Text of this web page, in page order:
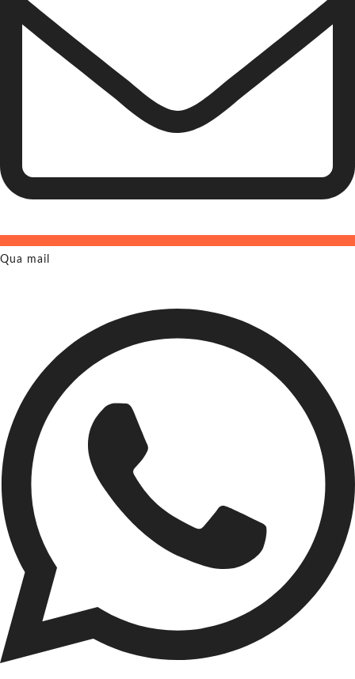
Qua mail